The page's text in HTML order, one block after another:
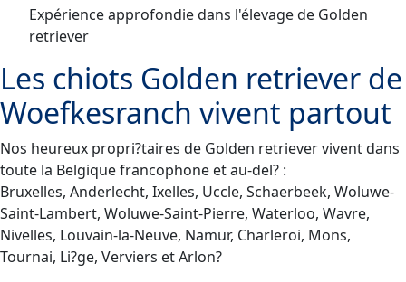
Expérience approfondie dans l'élevage de Golden
retriever
Les chiots Golden retriever de
Woefkesranch vivent partout
Nos heureux propri?taires de Golden retriever vivent dans
toute la Belgique francophone et au-del? :
Bruxelles, Anderlecht, Ixelles, Uccle, Schaerbeek, Woluwe-
Saint-Lambert, Woluwe-Saint-Pierre, Waterloo, Wavre,
Nivelles, Louvain-la-Neuve, Namur, Charleroi, Mons,
Tournai, Li?ge, Verviers et Arlon?